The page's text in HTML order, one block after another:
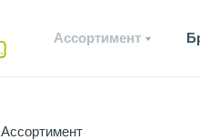
Ассортимент
Ассортимент